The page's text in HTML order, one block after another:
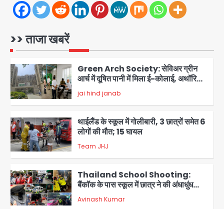
>> ताजा खबरें
1
Patna violence: पटना में सड़क हादसे में
2
Green Arch Society: सेविअर ग्रीन
आर्च में दूषित पानी में मिला ई-कोलाई, अथॉरिटी
ने शुरू की सैंपलिंग जांच
jai hind janab
3
थाईलैंड के स्कूल में गोलीबारी, 3 छात्रों समेत 6
लोगों की मौत; 15 घायल
Team JHJ
4
Thailand School Shooting:
बैंकॉक के पास स्कूल में छात्र ने की अंधाधुंध
फायरिंग, हमलावर सहित सात की मौत, 15
घायल
Avinash Kumar